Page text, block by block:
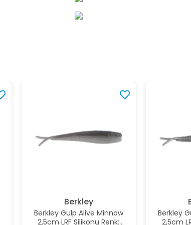
Berkley
Berkley Gulp Alive Minnow
2,5cm LRF Silikonu Renk:
Berkley
2,5cm